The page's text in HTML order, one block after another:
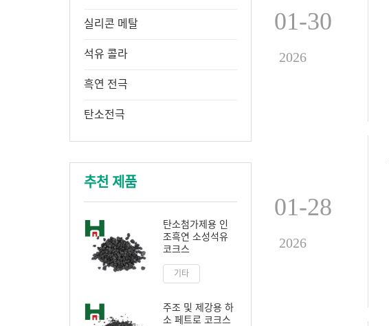
실리콘 메탈
석유 콜라
흑연 전극
탄소전극
추천 제품
탄소첨가제용 인
조흑연 소성석유
코크스
기타
주조 및 제강용 하
소 페트로 코크스
01-30
2026
01-28
2026